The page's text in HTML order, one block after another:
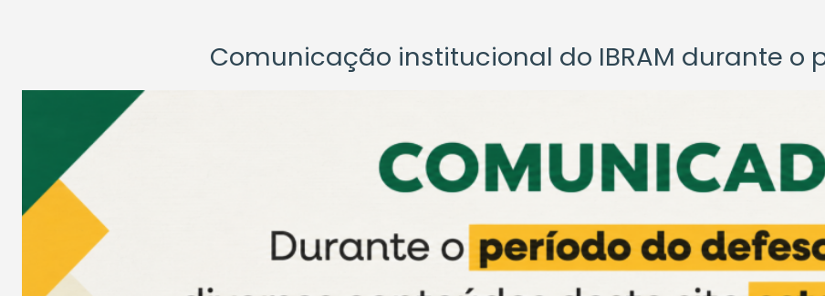
Comunicação institucional do IBRAM durante o